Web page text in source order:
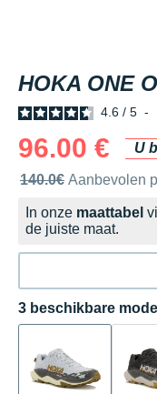
HOKA ONE
4.6 / 5 -
96.00 €
U
Door het merk
140.0€ Aanbevolen
In onze maattabel
de juiste maat.
3 beschikbare